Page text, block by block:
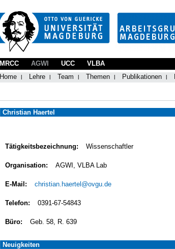
MRCC
AGWI
Home
Lehre Team Themen Publikationen
UCC VLBA
Christian Haertel
Tätigkeitsbezeichnung: Wissenschaftler
Organisation: AGWI, VLBA Lab
E-Mail: christian.haertel@ovgu.de
Telefon: 0391-67-54843
Büro: Geb. 58, R. 639
Neuigkeiten